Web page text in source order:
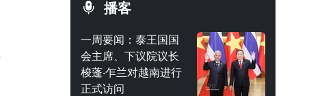
播客
一周要闻：泰王国国
会主席、下议院议长
梭蓬·乍兰对越南进行
正式访问